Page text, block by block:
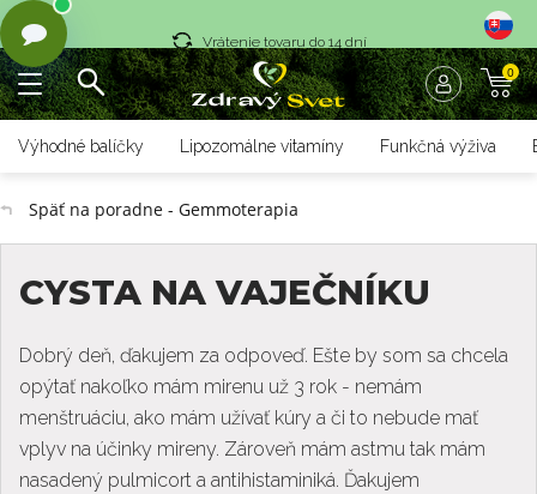
Rýchle dodanie <36 hod 0
Výhodné balíčky Lipozomálne vitamíny Funkčná výživa
Späť na poradne - Gemmoterapia
CYSTA NA VAJEČNÍKU
Dobrý deň, ďakujem za odpoveď. Ešte by som sa chcela
opýtať nakoľko mám mirenu už 3 rok - nemám
menštruáciu, ako mám užívať kúry a či to nebude mať
vplyv na účinky mireny. Zároveň mám astmu tak mám
nasadený pulmicort a antihistaminiká. Ďakujem